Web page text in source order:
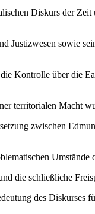
Diskurs der
Justizwesen sowie
Kontrolle über die
territorialen Macht
zwischen
die schließliche
des Diskurses